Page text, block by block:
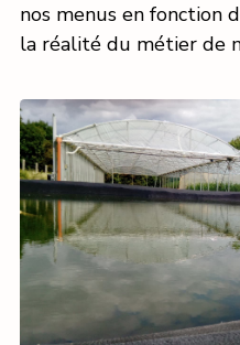
nos menus en fonction
la réalité du métier de